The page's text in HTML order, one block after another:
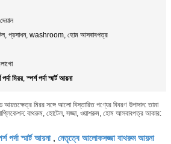
প্রসাধন, washroom, হোম আসবাবপত্র
মিরর,স্পর্শ পর্দা স্মার্ট আয়না
মিরর সঙ্গে আলো বিস্তারিত পণ্যের বিবরণ উপাদান: তামা
বাথরুম, হোটেল, সজ্জা, ওয়াশরুম, হোম আসবাবপত্র আকার:
পর্দা স্মার্ট আয়না, নেতৃত্বে আলোকসজ্জা বাথরুম আয়না